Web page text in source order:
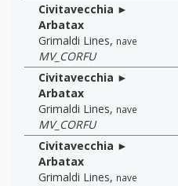
Civitavecchia ►
Arbatax
Grimaldi Lines, nave
MV_CORFU
Civitavecchia ►
Arbatax
Grimaldi Lines, nave
MV_CORFU
Civitavecchia ►
Arbatax
Grimaldi Lines, nave